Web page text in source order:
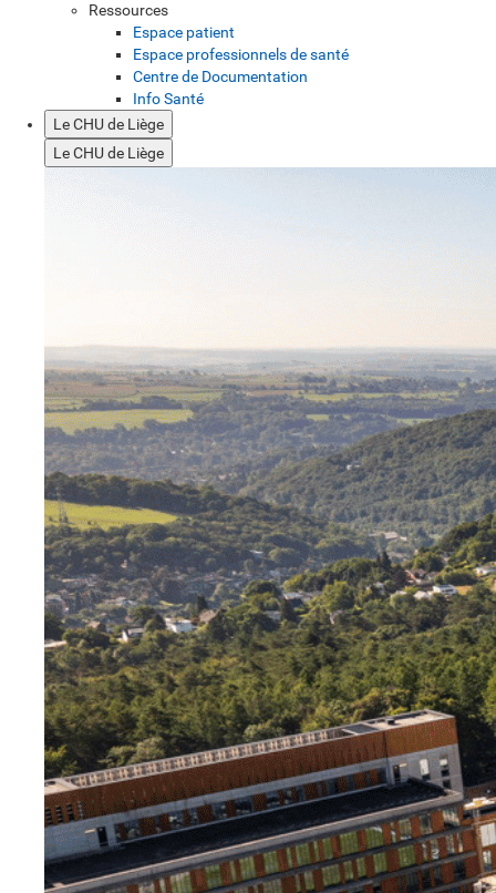
Ressources
Espace patient
Espace professionnels de santé
Centre de Documentation
Info Santé
Le CHU de Liège
Le CHU de Liège